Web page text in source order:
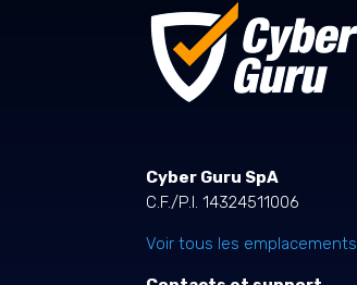
Cyber Guru SpA
C.F./P.I. 14324511006
Voir tous les emplacements